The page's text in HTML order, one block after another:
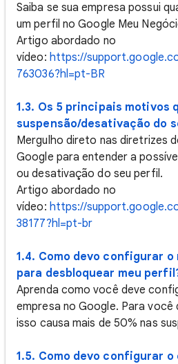
Saiba se sua empresa possui
um perfil no Google Meu
Artigo abordado no
vídeo: https://
763036?hl=pt-BR
1.3. Os 5 principais motivos
suspensão/desativação do
Mergulho direto nas diretrizes
Google para entender a
ou desativação do seu perfil.
Artigo abordado no
vídeo: https://
38177?hl=pt-br
1.4. Como devo configurar o
para desbloquear meu
Aprenda como você deve
empresa no Google. Para você
isso causa mais de 50% nas
1.5. Como devo configurar o